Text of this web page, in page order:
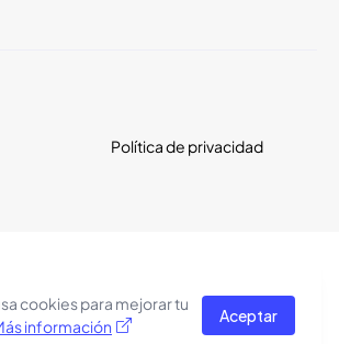
Política de privacidad
los derechos reservados.
basado en una plantilla de
Pro Blogger
cookies para mejorar tu
información
Aceptar